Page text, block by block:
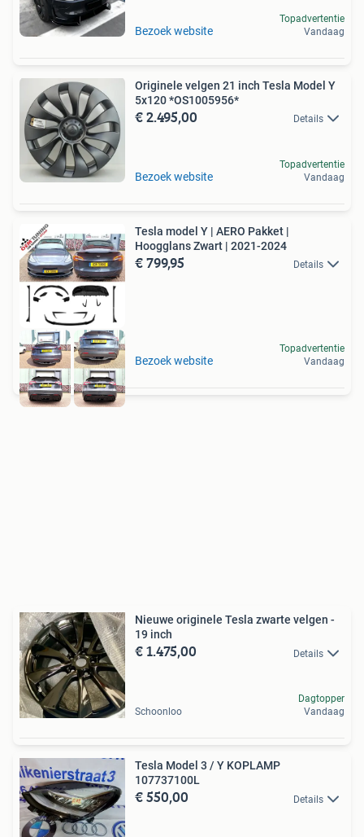
Bezoek website
Topadvertentie
Vandaag
Originele velgen 21 inch Tesla Model Y
5x120 *OS1005956*
€ 2.495,00 Details
Bezoek website
Topadvertentie
Vandaag
Tesla model Y | AERO Pakket |
Hoogglans Zwart | 2021-2024
€ 799,95 Details
Bezoek website
Topadvertentie
Vandaag
Nieuwe originele Tesla zwarte velgen -
19 inch
€ 1.475,00 Details
Schoonloo
Dagtopper
Vandaag
Tesla Model 3 / Y KOPLAMP
107737100L
€ 550,00 Details